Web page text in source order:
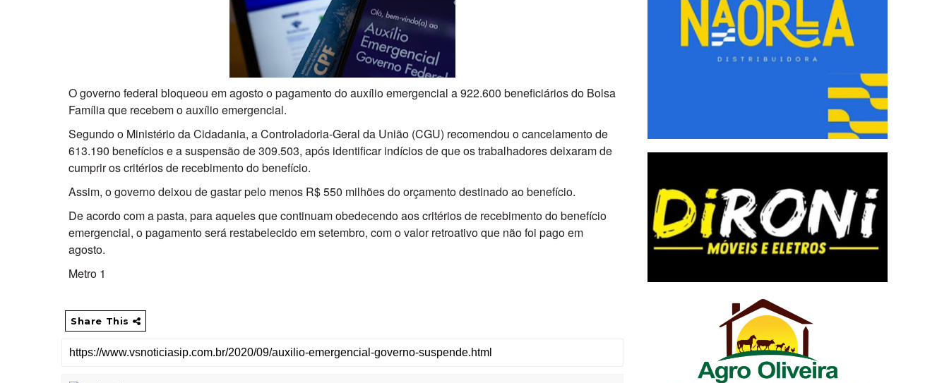
O governo federal bloqueou em agosto o pagamento do auxílio emergencial a 922.600 beneficiários do Bolsa
Família que recebem o auxílio emergencial.
Segundo o Ministério da Cidadania, a Controladoria-Geral da União (CGU) recomendou o cancelamento de
613.190 benefícios e a suspensão de 309.503, após identificar indícios de que os trabalhadores deixaram de
cumprir os critérios de recebimento do benefício.
Assim, o governo deixou de gastar pelo menos R$ 550 milhões do orçamento destinado ao benefício.
De acordo com a pasta, para aqueles que continuam obedecendo aos critérios de recebimento do benefício
emergencial, o pagamento será restabelecido em setembro, com o valor retroativo que não foi pago em
agosto.
Metro 1
Share This